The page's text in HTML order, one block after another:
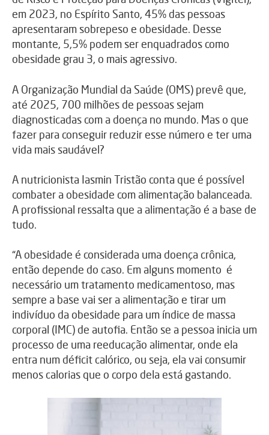
em 2023, no Espírito Santo, 45% das pessoas
apresentaram sobrepeso e obesidade. Desse
montante, 5,5% podem ser enquadrados como
obesidade grau 3, o mais agressivo.
A Organização Mundial da Saúde (OMS) prevê que,
até 2025, 700 milhões de pessoas sejam
diagnosticadas com a doença no mundo. Mas o que
fazer para conseguir reduzir esse número e ter uma
vida mais saudável?
A nutricionista Iasmin Tristão conta que é possível
combater a obesidade com alimentação balanceada.
A profissional ressalta que a alimentação é a base de
tudo.
“A obesidade é considerada uma doença crônica,
então depende do caso. Em alguns momento é
necessário um tratamento medicamentoso, mas
sempre a base vai ser a alimentação e tirar um
indivíduo da obesidade para um índice de massa
corporal (IMC) de autofia. Então se a pessoa inicia um
processo de uma reeducação alimentar, onde ela
entra num déficit calórico, ou seja, ela vai consumir
menos calorias que o corpo dela está gastando.